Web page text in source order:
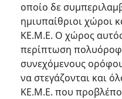
οποίο δε
ημιυπαίθριοι χώροι
ΚΕ.Μ.Ε. Ο χώρος αυτός
περίπτωση
συνεχόμενους
να στεγάζονται και
ΚΕ.Μ.Ε. που